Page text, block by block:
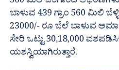
ಬಾಳುವ 439 ಗ್ರಾಂ 560 ಮಿಲಿ
23000/- ರೂ ಬೆಲೆ ಬಾಳುವ
ಸೇರಿ ಒಟ್ಟು 30,18,000
ಯಶಸ್ವಿಯಾಗಿರುತ್ತಾರೆ.